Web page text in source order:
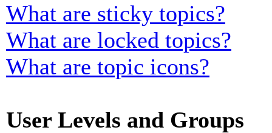
What are sticky topics?
What are locked topics?
What are topic icons?
User Levels and Groups